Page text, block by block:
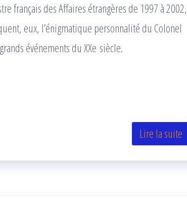
français des Affaires étrangères de 1997 à 2002,
eux, l’énigmatique personnalité du Colonel
événements du XXe siècle.
Lire la suite